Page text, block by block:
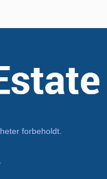
forbeholdt.